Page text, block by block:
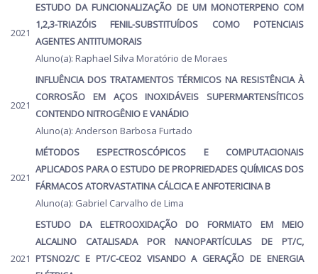
2021
ESTUDO DA FUNCIONALIZAÇÃO DE UM MONOTERPENO COM
1,2,3-TRIAZÓIS FENIL-SUBSTITUÍDOS COMO POTENCIAIS
AGENTES ANTITUMORAIS
Aluno(a): Raphael Silva Moratório de Moraes
2021
INFLUÊNCIA DOS TRATAMENTOS TÉRMICOS NA RESISTÊNCIA À
CORROSÃO EM AÇOS INOXIDÁVEIS SUPERMARTENSÍTICOS
CONTENDO NITROGÊNIO E VANÁDIO
Aluno(a): Anderson Barbosa Furtado
2021
MÉTODOS ESPECTROSCÓPICOS E COMPUTACIONAIS
APLICADOS PARA O ESTUDO DE PROPRIEDADES QUÍMICAS DOS
FÁRMACOS ATORVASTATINA CÁLCICA E ANFOTERICINA B
Aluno(a): Gabriel Carvalho de Lima
2021
ESTUDO DA ELETROOXIDAÇÃO DO FORMIATO EM MEIO
ALCALINO CATALISADA POR NANOPARTÍCULAS DE PT/C,
PTSNO2/C E PT/C-CEO2 VISANDO A GERAÇÃO DE ENERGIA